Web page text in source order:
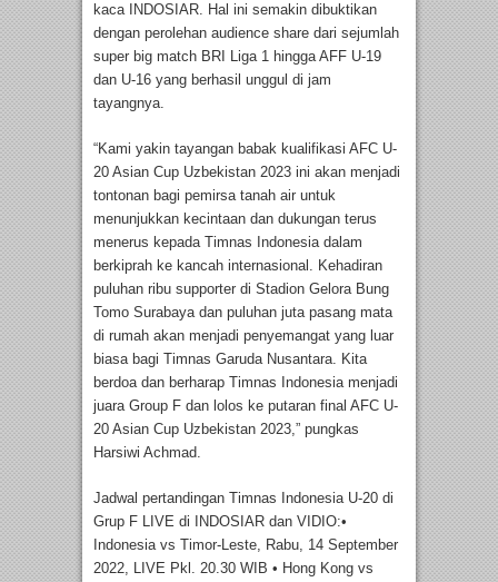
kaca INDOSIAR. Hal ini semakin dibuktikan
dengan perolehan audience share dari sejumlah
super big match BRI Liga 1 hingga AFF U-19
dan U-16 yang berhasil unggul di jam
tayangnya.
“Kami yakin tayangan babak kualifikasi AFC U-
20 Asian Cup Uzbekistan 2023 ini akan menjadi
tontonan bagi pemirsa tanah air untuk
menunjukkan kecintaan dan dukungan terus
menerus kepada Timnas Indonesia dalam
berkiprah ke kancah internasional. Kehadiran
puluhan ribu supporter di Stadion Gelora Bung
Tomo Surabaya dan puluhan juta pasang mata
di rumah akan menjadi penyemangat yang luar
biasa bagi Timnas Garuda Nusantara. Kita
berdoa dan berharap Timnas Indonesia menjadi
juara Group F dan lolos ke putaran final AFC U-
20 Asian Cup Uzbekistan 2023,” pungkas
Harsiwi Achmad.
Jadwal pertandingan Timnas Indonesia U-20 di
Grup F LIVE di INDOSIAR dan VIDIO:•
Indonesia vs Timor-Leste, Rabu, 14 September
2022, LIVE Pkl. 20.30 WIB • Hong Kong vs